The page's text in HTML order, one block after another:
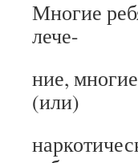
Многие
лече-
ние,
(или)